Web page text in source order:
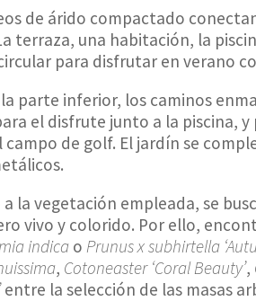
de árido compactado
terraza, una habitación, la
para disfrutar en verano
parte inferior, los caminos
el disfrute junto a la piscina,
campo de golf. El jardín se
a la vegetación empleada, se
vivo y colorido. Por ello,
indica o Prunus x subhirtella
, Cotoneaster ‘Coral Beauty’,
entre la selección de las masas